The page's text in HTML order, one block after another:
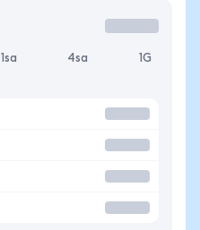
1sa 4sa 1G